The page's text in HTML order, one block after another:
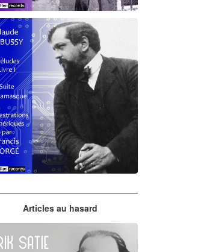
Debussy - Schmitt - Ravel
orchestrations numériques par
Francis Gorgé
Claude Debussy
orchestrations numériques par
Francis Gorgé
Articles au hasard